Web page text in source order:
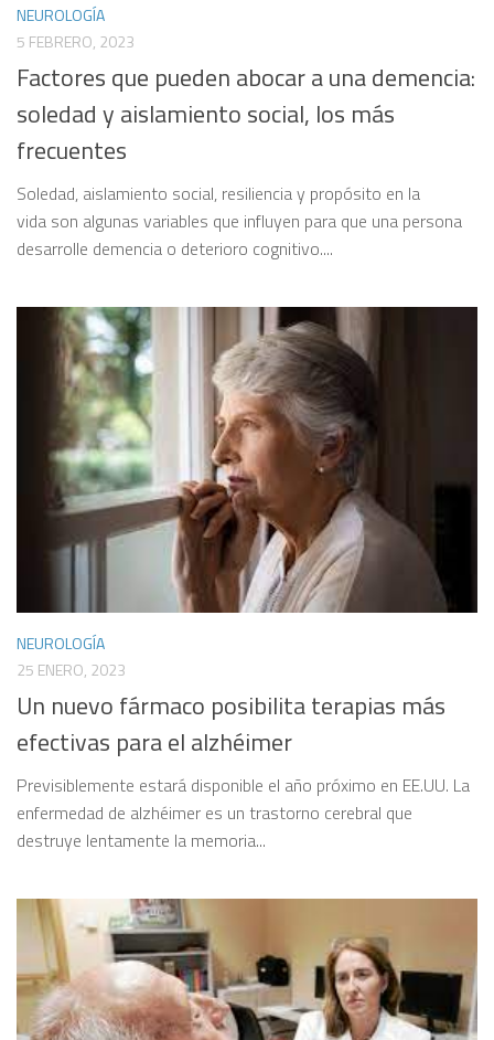
NEUROLOGÍA
5 FEBRERO, 2023
Factores que pueden abocar a una demencia:
soledad y aislamiento social, los más
frecuentes
Soledad, aislamiento social, resiliencia y propósito en la
vida son algunas variables que influyen para que una persona
desarrolle demencia o deterioro cognitivo....
NEUROLOGÍA
25 ENERO, 2023
Un nuevo fármaco posibilita terapias más
efectivas para el alzhéimer
Previsiblemente estará disponible el año próximo en EE.UU. La
enfermedad de alzhéimer es un trastorno cerebral que
destruye lentamente la memoria...